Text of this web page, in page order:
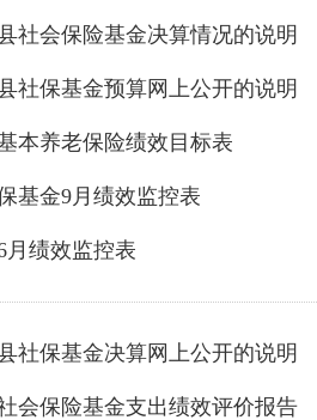
社会保险基金决算情况的说明
社保基金预算网上公开的说明
本养老保险绩效目标表
基金9月绩效监控表
月绩效监控表
社保基金决算网上公开的说明
会保险基金支出绩效评价报告